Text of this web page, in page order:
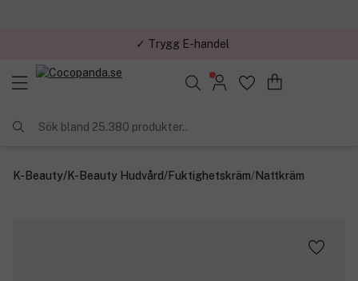
✓ Trygg E-handel
Sök bland 25.380 produkter..
K-Beauty/K-Beauty Hudvård/Fuktighetskräm/Nattkräm